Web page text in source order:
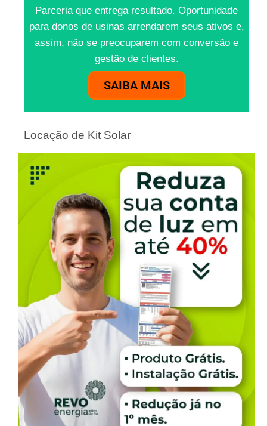
Parceria que entrega resultado. Oportunidade
para donos de usinas arrendarem seus ativos e,
assim, não se preocuparem com conversão e
gestão de clientes.
SAIBA MAIS
Locação de Kit Solar